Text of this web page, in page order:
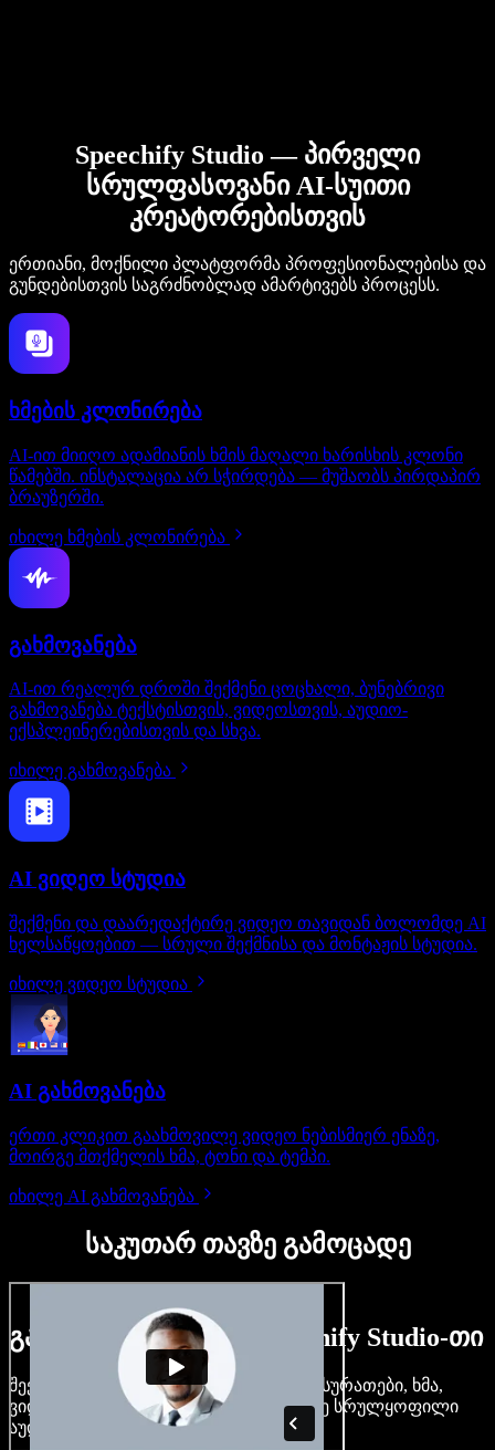
Speechify Studio — პირველი
სრულფასოვანი AI-სუითი
კრეატორებისთვის
ერთიანი, მოქნილი პლატფორმა პროფესიონალებისა და
გუნდებისთვის საგრძნობლად ამარტივებს პროცესს.
ხმების კლონირება
AI-ით მიიღო ადამიანის ხმის მაღალი ხარისხის კლონი
წამებში. ინსტალაცია არ სჭირდება — მუშაობს პირდაპირ
ბრაუზერში.
იხილე ხმების კლონირება
გახმოვანება
AI-ით რეალურ დროში შექმენი ცოცხალი, ბუნებრივი
გახმოვანება ტექსტისთვის, ვიდეოსთვის, აუდიო-
ექსპლეინერებისთვის და სხვა.
იხილე გახმოვანება
AI ვიდეო სტუდია
შექმენი და დაარედაქტირე ვიდეო თავიდან ბოლომდე AI
ხელსაწყოებით — სრული შექმნისა და მონტაჟის სტუდია.
იხილე ვიდეო სტუდია
AI გახმოვანება
ერთი კლიკით გაახმოვილე ვიდეო ნებისმიერ ენაზე,
მოირგე მთქმელის ხმა, ტონი და ტემპი.
იხილე AI გახმოვანება
საკუთარ თავზე გამოცადე
გაიგე, რას შეძლებ Speechify Studio-თი
შექმენი გახმოვანება, დაამატე უფასო სურათები, ხმა,
ვიდეო, დააკლონირე შენი ხმა — ააწყე სრულყოფილი
აუდიო-ვიდეო პროექტები.